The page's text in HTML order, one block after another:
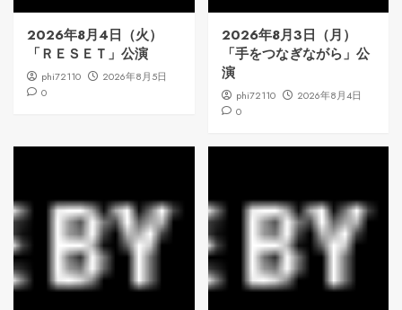
2026年8月4日（火）
「ＲＥＳＥＴ」公演
phi72110
2026年8月5日
0
2026年8月3日（月）
「手をつなぎながら」公
演
phi72110
2026年8月4日
0